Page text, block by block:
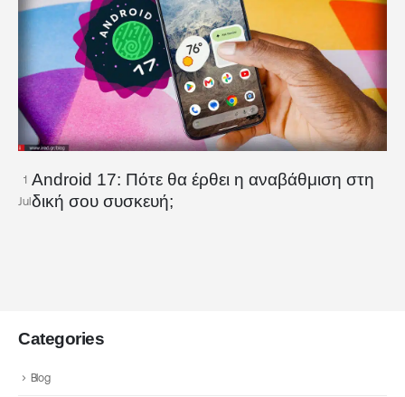
1
Jul
Android 17: Πότε θα έρθει η αναβάθμιση στη
δική σου συσκευή;
Categories
Blog